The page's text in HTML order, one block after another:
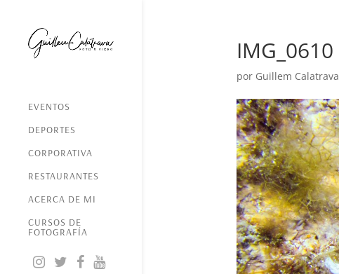
EVENTOS
DEPORTES
CORPORATIVA
RESTAURANTES
ACERCA DE MI
CURSOS DE
FOTOGRAFÍA
IMG_0610
por Guillem Calatrava